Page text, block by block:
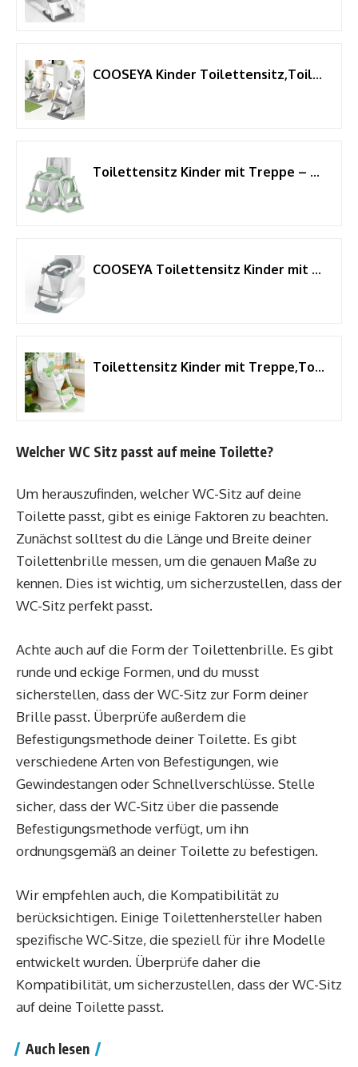
COOSEYA Kinder Toilettensitz,Toilet Training Ladder, Toilettentrainer Toilettensitz für Kleinkinder, Upgrade Toilettenleiter für Kinder, 2 in 1 Toilet mit Treppe, Rutschfestes Trittbrett
Toilettensitz Kinder mit Treppe – Höhenverstellbarer Kinder Toilettensitz mit Trittstufe & Rückenlehne – WC Sitz Kinder, Toilettentrainer, Klositz & Aufsatz Toilette Kleinkind
COOSEYA Toilettensitz Kinder mit Treppe, Kinder Wc Sitz mit Treppe
Toilettensitz Kinder mit Treppe,Toilettentrainer für Kind,Toilettenleiter für Kind,2-in-1 kinder Toilettensitz mit Treppe,Verstellbar Toilettentrainer Toilettensitz für Jung und Mädchen
Welcher WC Sitz passt auf meine Toilette?
Um herauszufinden, welcher WC-Sitz auf deine
Toilette passt, gibt es einige Faktoren zu beachten.
Zunächst solltest du die Länge und Breite deiner
Toilettenbrille messen, um die genauen Maße zu
kennen. Dies ist wichtig, um sicherzustellen, dass der
WC-Sitz perfekt passt.
Achte auch auf die Form der Toilettenbrille. Es gibt
runde und eckige Formen, und du musst
sicherstellen, dass der WC-Sitz zur Form deiner
Brille passt. Überprüfe außerdem die
Befestigungsmethode deiner Toilette. Es gibt
verschiedene Arten von Befestigungen, wie
Gewindestangen oder Schnellverschlüsse. Stelle
sicher, dass der WC-Sitz über die passende
Befestigungsmethode verfügt, um ihn
ordnungsgemäß an deiner Toilette zu befestigen.
Wir empfehlen auch, die Kompatibilität zu
berücksichtigen. Einige Toilettenhersteller haben
spezifische WC-Sitze, die speziell für ihre Modelle
entwickelt wurden. Überprüfe daher die
Kompatibilität, um sicherzustellen, dass der WC-Sitz
auf deine Toilette passt.
Auch lesen